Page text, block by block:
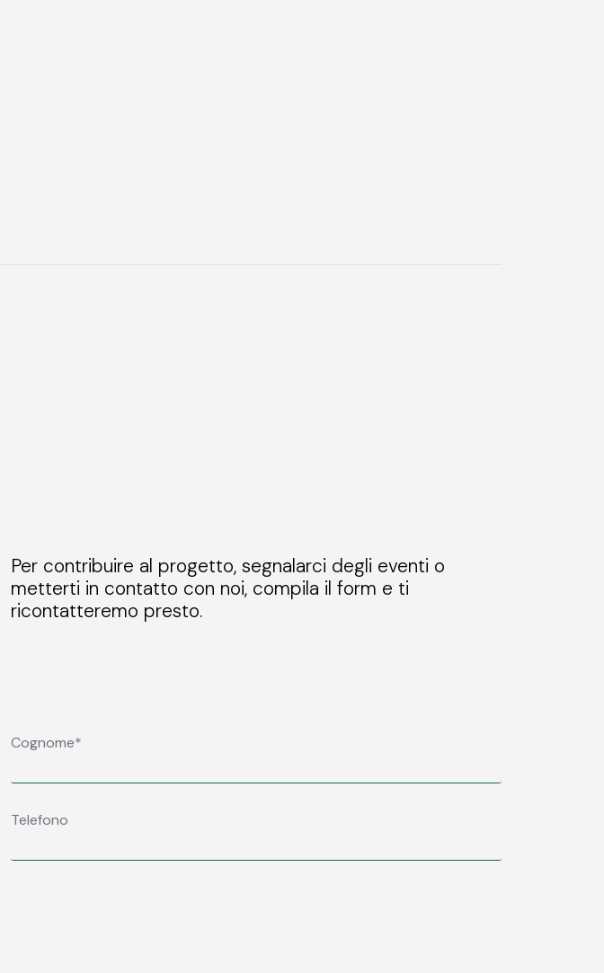
Per contribuire al progetto, segnalarci degli eventi o
metterti in contatto con noi, compila il form e ti
ricontatteremo presto.